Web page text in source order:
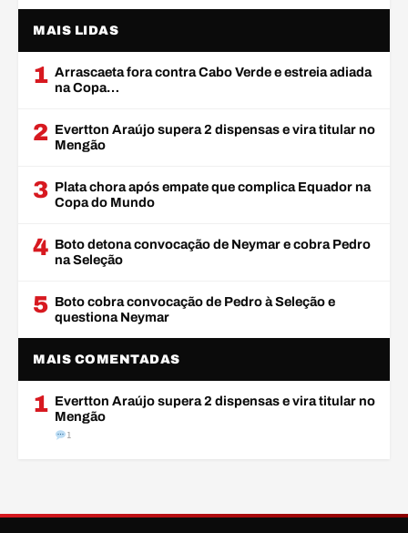
MAIS LIDAS
1 Arrascaeta fora contra Cabo Verde e estreia adiada
na Copa…
2 Evertton Araújo supera 2 dispensas e vira titular no
Mengão
3 Plata chora após empate que complica Equador na
Copa do Mundo
4 Boto detona convocação de Neymar e cobra Pedro
na Seleção
5 Boto cobra convocação de Pedro à Seleção e
questiona Neymar
MAIS COMENTADAS
1 Evertton Araújo supera 2 dispensas e vira titular no
Mengão
1